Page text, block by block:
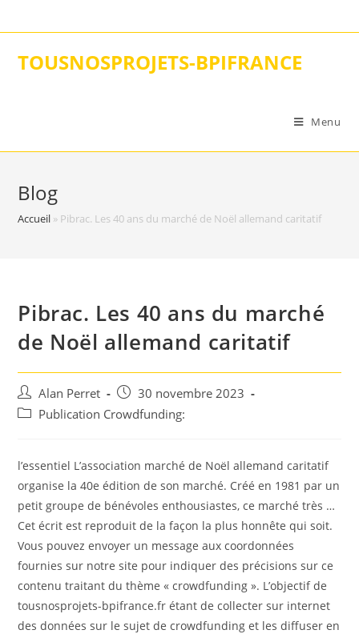
to
TOUSNOSPROJETS-BPIFRANCE
Menu
Blog
Accueil » Pibrac. Les 40 ans du marché de Noël allemand caritatif
Pibrac. Les 40 ans du marché
de Noël allemand caritatif
Auteur/autrice
de
Alan Perret
Post
published:
30 novembre 2023
PostPublication Crowdfunding:
l’essentiel L’association marché de Noël allemand caritatif
organise la 40e édition de son marché. Créé en 1981 par un
petit groupe de bénévoles enthousiastes, ce marché très …
Cet écrit est reproduit de la façon la plus honnête qui soit.
Vous pouvez envoyer un message aux coordonnées
fournies sur notre site pour indiquer des précisions sur ce
contenu traitant du thème « crowdfunding ». L’objectif de
tousnosprojets-bpifrance.fr étant de collecter sur internet
des données sur le sujet de crowdfunding et les diffuser en